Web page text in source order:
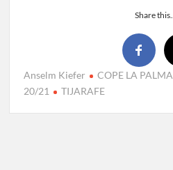
Share
Anselm Kiefer COPE LA PALMA
20/21
TIJARAFE